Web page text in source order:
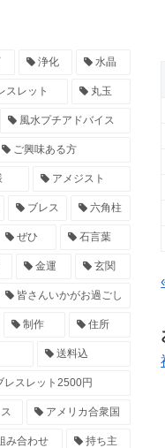
浄化 水晶
スレット 丸玉
風水プチアドバイス
ご興味ある方
アメジスト
ブレス 六角柱
ぜひ 石言葉
金運 玄関
皆さんいかがお過ごし
制作 住所
送料込
スレット2500円
アメリカ合衆国
み合わせ 持ち主